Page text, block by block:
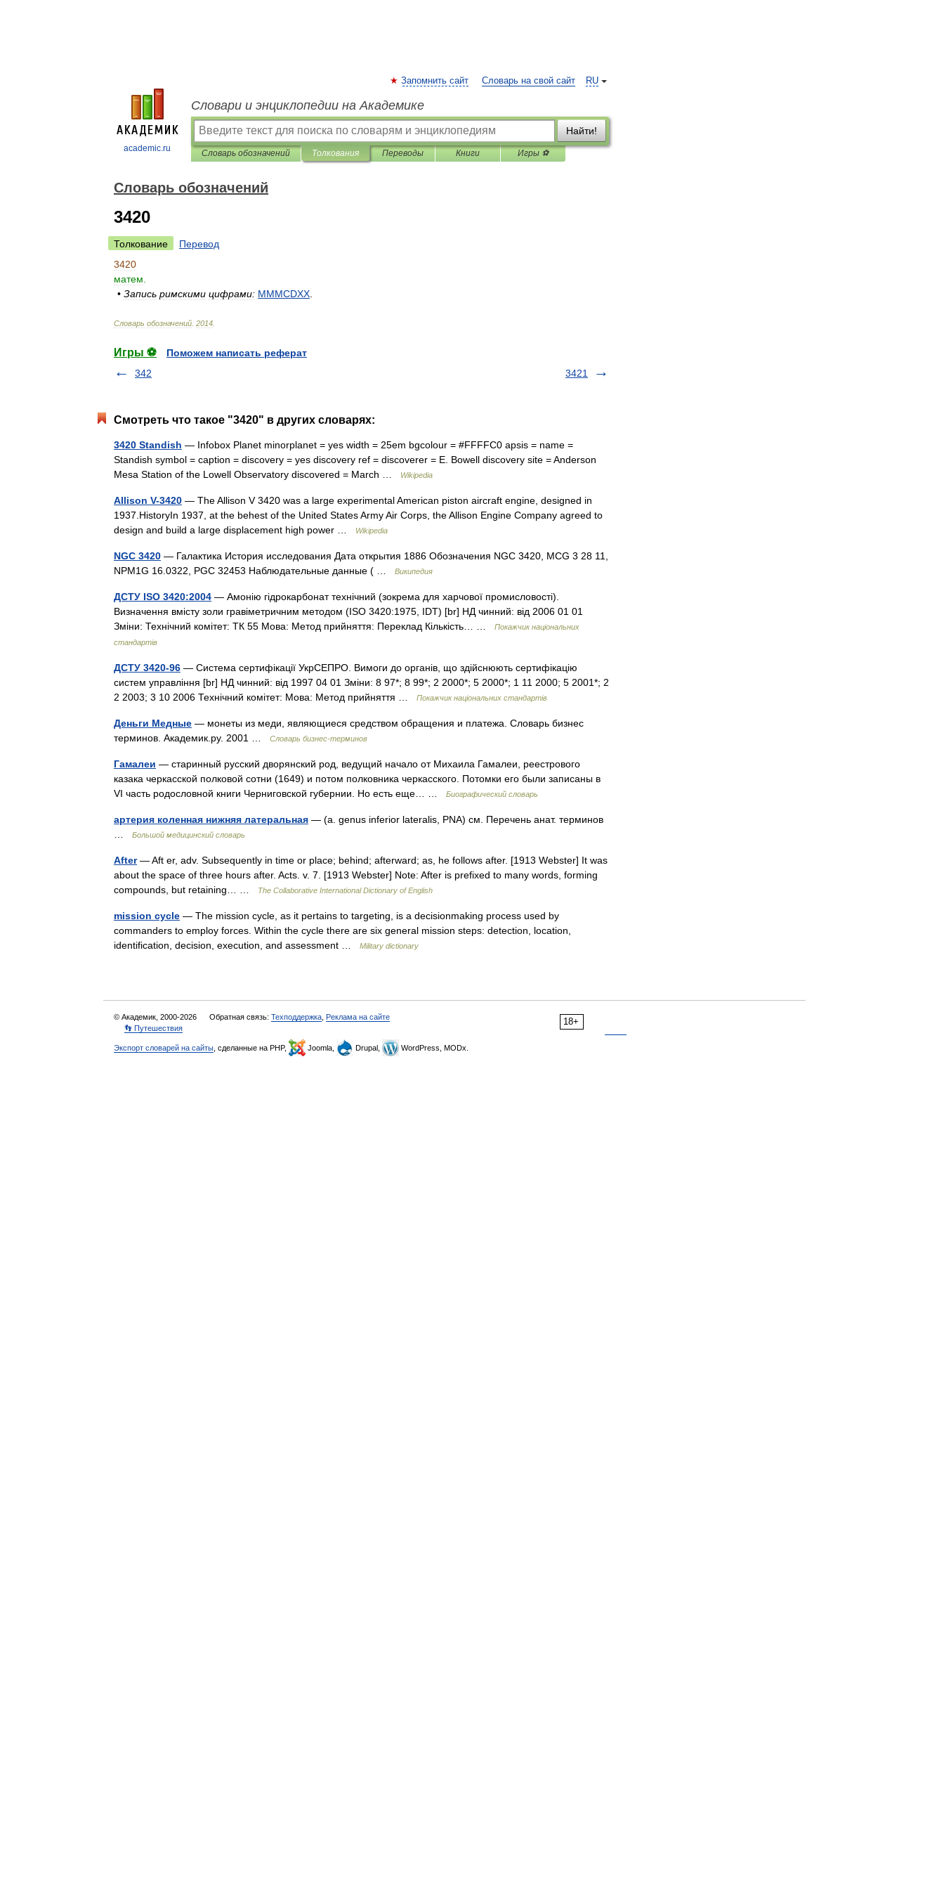
academic.ru
RU
Запомнить сайт Словарь на свой сайт
Словари и энциклопедии на Академике
Найти!
Словарь обозначений Толкования Переводы Книги Игры ⚽
Словарь обозначений
3420
Толкование
Перевод
3420
матем
• Запись римскими цифрами: MMMCDXX
Словарь обозначений 2014
Игры ⚽
Поможем написать реферат
342
3421
Смотреть что такое "3420" в других словарях:
3420 Standish — Infobox Planet minorplanet = yes width = 25em bgcolour = #FFFFC0 apsis = name =
Standish symbol = caption = discovery = yes discovery ref = discoverer = E. Bowell discovery site = Anderson
Mesa Station of the Lowell Observatory discovered = March …
Wikipedia
Allison V-3420 — The Allison V 3420 was a large experimental American piston aircraft engine, designed in
1937.HistoryIn 1937, at the behest of the United States Army Air Corps, the Allison Engine Company agreed to
design and build a large displacement high power …
Wikipedia
NGC 3420 — Галактика История исследования Дата открытия 1886 Обозначения NGC 3420, MCG 3 28 11,
NPM1G 16.0322, PGC 32453 Наблюдательные данные ( …
Википедия
ДСТУ ISO 3420:2004 — Амонію гідрокарбонат технічний (зокрема для харчової промисловості).
Визначення вмісту золи гравіметричним методом (ISO 3420:1975, IDT) [br] НД чинний: від 2006 01 01
Зміни: Технічний комітет: ТК 55 Мова: Метод прийняття: Переклад Кількість… …
Покажчик національних
стандартів
ДСТУ 3420-96 — Система сертифікації УкрСЕПРО. Вимоги до органів, що здійснюють сертифікацію
систем управління [br] НД чинний: від 1997 04 01 Зміни: 8 97*; 8 99*; 2 2000*; 5 2000*; 1 11 2000; 5 2001*; 2
2 2003; 3 10 2006 Технічний комітет: Мова: Метод прийняття …
Покажчик національних стандартів
Деньги Медные — монеты из меди, являющиеся средством обращения и платежа. Словарь бизнес
терминов. Академик.ру. 2001 …
Словарь бизнес-терминов
Гамалеи — старинный русский дворянский род, ведущий начало от Михаила Гамалеи, реестрового
казака черкасской полковой сотни (1649) и потом полковника черкасского. Потомки его были записаны в
VI часть родословной книги Черниговской губернии. Но есть еще… …
Биографический словарь
артерия коленная нижняя латеральная — (a. genus inferior lateralis, PNA) см. Перечень анат. терминов
Большой медицинский словарь
After— Aft er, adv. Subsequently in time or place; behind; afterward; as, he follows after. [1913 Webster] It was
about the space of three hours after. Acts. v. 7. [1913 Webster] Note: After is prefixed to many words, forming
compounds, but retaining… …
The Collaborative International Dictionary of English
mission cycle — The mission cycle, as it pertains to targeting, is a decisionmaking process used by
commanders to employ forces. Within the cycle there are six general mission steps: detection, location,
identification, decision, execution, and assessment …
Military dictionary
18+
© Академик, 2000-2026 Обратная связь: Техподдержка Реклама на сайте
👣 Путешествия
Экспорт словарей на сайты , сделанные на PHP, Joomla, Drupal, WordPress, MODx.